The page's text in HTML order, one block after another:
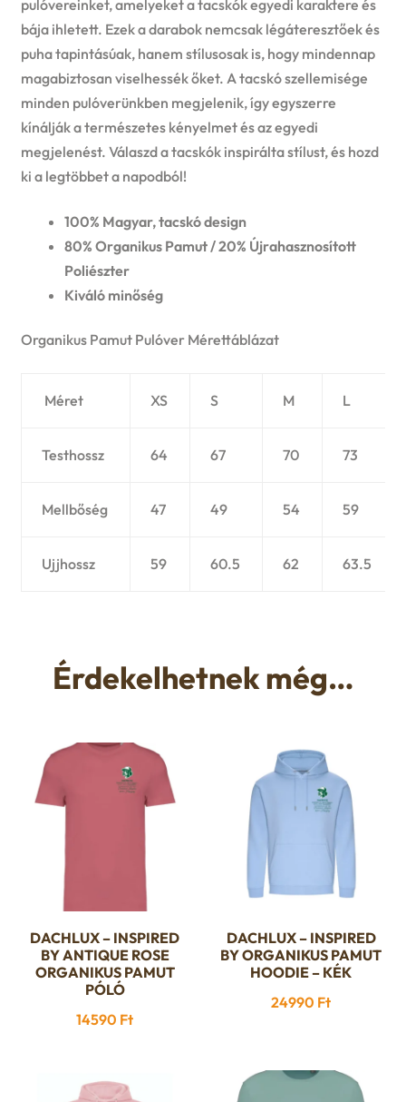
pulóvereinket, amelyeket a tacskók egyedi karaktere és
bája ihletett. Ezek a darabok nemcsak légáteresztőek és
puha tapintásúak, hanem stílusosak is, hogy mindennap
magabiztosan viselhessék őket. A tacskó szellemisége
minden pulóverünkben megjelenik, így egyszerre
kínálják a természetes kényelmet és az egyedi
megjelenést. Válaszd a tacskók inspirálta stílust, és hozd
ki a legtöbbet a napodból!
100% Magyar, tacskó design
80% Organikus Pamut / 20% Újrahasznosított
Poliészter
Kiváló minőség
Organikus Pamut Pulóver Mérettáblázat
Méret XS S M L
Testhossz 64 67 70 73
Mellbőség 47 49 54 59
Ujjhossz 59 60.5 62 63.5
Érdekelhetnek még…
Ennek
a
terméknek
több
A
DACHLUX – INSPIRED
BY ANTIQUE ROSE
ORGANIKUS PAMUT
PÓLÓ
14590 Ft
Ennek
a
több
DACHLUX – INSPIRED
BY ORGANIKUS PAMUT
HOODIE – KÉK
24990 Ft